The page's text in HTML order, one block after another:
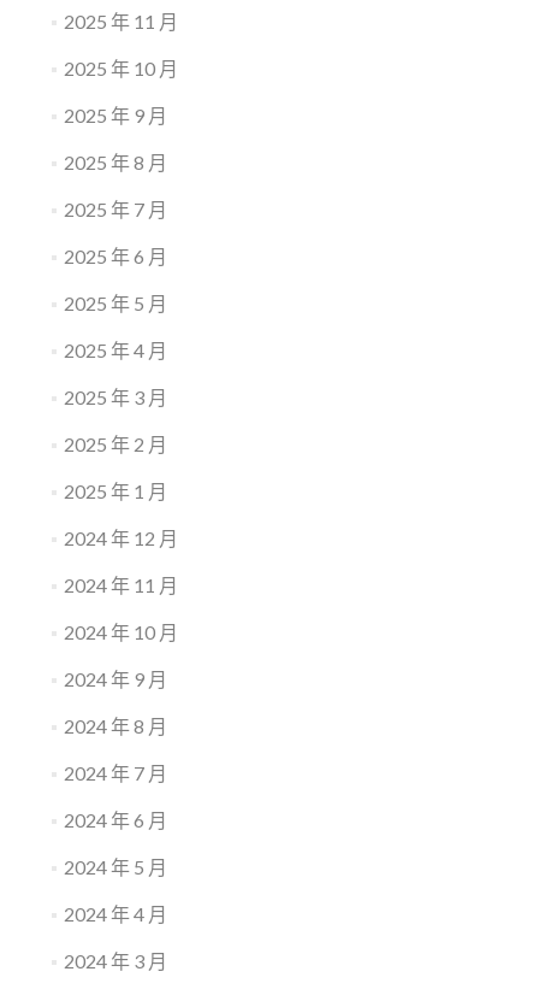
2025 年 11 月
2025 年 10 月
2025 年 9 月
2025 年 8 月
2025 年 7 月
2025 年 6 月
2025 年 5 月
2025 年 4 月
2025 年 3 月
2025 年 2 月
2025 年 1 月
2024 年 12 月
2024 年 11 月
2024 年 10 月
2024 年 9 月
2024 年 8 月
2024 年 7 月
2024 年 6 月
2024 年 5 月
2024 年 4 月
2024 年 3 月